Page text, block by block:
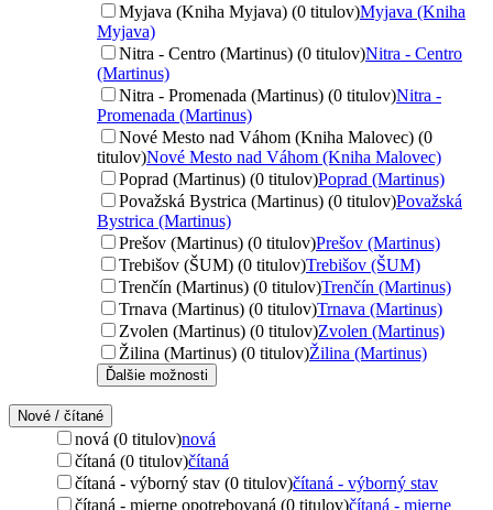
Myjava (Kniha Myjava) (0 titulov)Myjava (Kniha
Myjava)
Nitra - Centro (Martinus) (0 titulov)Nitra - Centro
(Martinus)
Nitra - Promenada (Martinus) (0 titulov)Nitra -
Promenada (Martinus)
Nové Mesto nad Váhom (Kniha Malovec) (0
titulov)Nové Mesto nad Váhom (Kniha Malovec)
Poprad (Martinus) (0 titulov)Poprad (Martinus)
Považská Bystrica (Martinus) (0 titulov)Považská
Bystrica (Martinus)
Prešov (Martinus) (0 titulov)Prešov (Martinus)
Trebišov (ŠUM) (0 titulov)Trebišov (ŠUM)
Trenčín (Martinus) (0 titulov)Trenčín (Martinus)
Trnava (Martinus) (0 titulov)Trnava (Martinus)
Zvolen (Martinus) (0 titulov)Zvolen (Martinus)
Žilina (Martinus) (0 titulov)Žilina (Martinus)
Ďalšie možnosti
Nové / čítané
nová (0 titulov)nová
čítaná (0 titulov)čítaná
čítaná - výborný stav (0 titulov)čítaná - výborný stav
čítaná - mierne opotrebovaná (0 titulov)čítaná - mierne